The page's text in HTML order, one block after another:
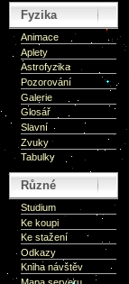
Fyzika
Animace
Aplety
Astrofyzika
Pozorování
Galerie
Glosář
Slavní
Zvuky
Tabulky
Různé
Studium
Ke koupi
Ke stažení
Odkazy
Kniha návštěv